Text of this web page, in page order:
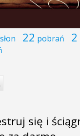
22 pobrań 2
się i